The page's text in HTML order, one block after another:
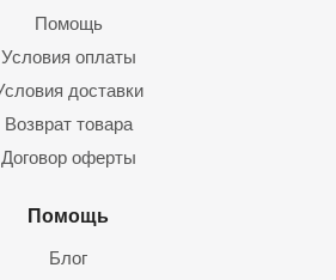
Помощь
Условия оплаты
доставки
Возврат товара
Договор оферты
Помощь
Блог